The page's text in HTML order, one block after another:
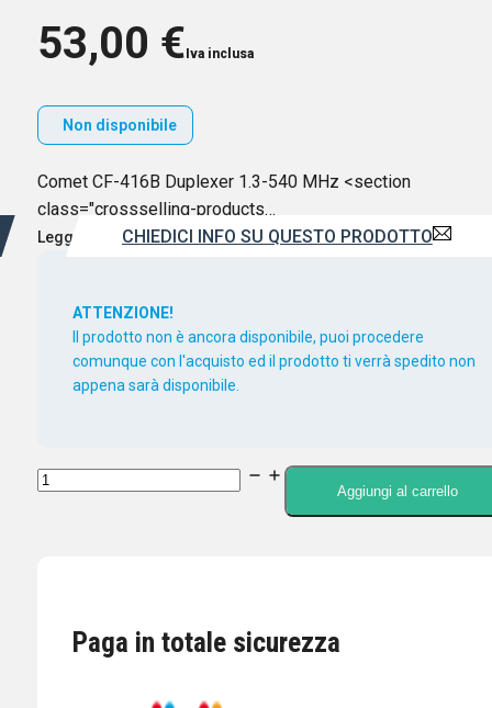
53,00 € Iva inclusa
Non disponibile
Comet CF-416B Duplexer 1.3-540 MHz <section
class="crossselling-products…
Leggi di più CHIEDICI INFO SU QUESTO PRODOTTO
ATTENZIONE!
Il prodotto non è ancora disponibile, puoi procedere
comunque con l'acquisto ed il prodotto ti verrà spedito non
appena sarà disponibile.
COMET
Aggiungi al carrello
Paga in totale sicurezza